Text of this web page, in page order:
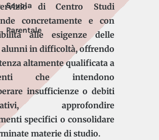
Scuola
Parentale
di Centro Studi
concretamente e con
alle esigenze delle
alunni in difficoltà, offrendo
altamente qualificata a
che intendono
insufficienze o debiti
approfondire
specifici o consolidare
materie di studio.